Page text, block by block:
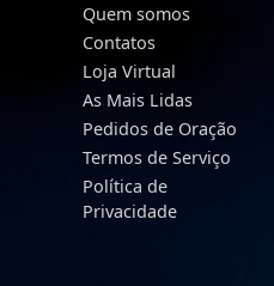
Quem somos
Contatos
Loja Virtual
As Mais Lidas
Pedidos de Oração
Termos de Serviço
Política de
Privacidade